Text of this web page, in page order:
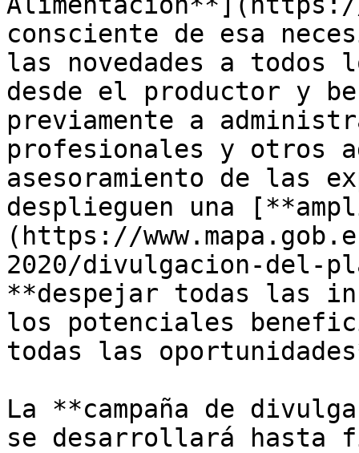
consciente de esa
las novedades a todos
desde el productor y
previamente a
profesionales y otros
asesoramiento de las
desplieguen una
(https://
2020/divulgacion-del-
**despejar todas las
los potenciales
todas las
La **campaña de
se desarrollará hasta